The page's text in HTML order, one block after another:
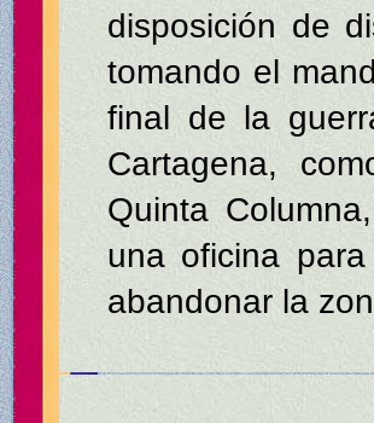
disposición de
tomando el
final de la
Cartagena,
Quinta
una oficina
abandonar la